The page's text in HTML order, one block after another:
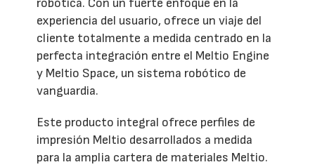
robótica. Con un fuerte enfoque en la
experiencia del usuario, ofrece un viaje del
cliente totalmente a medida centrado en la
perfecta integración entre el Meltio Engine
y Meltio Space, un sistema robótico de
vanguardia.
Este producto integral ofrece perfiles de
impresión Meltio desarrollados a medida
para la amplia cartera de materiales Meltio.